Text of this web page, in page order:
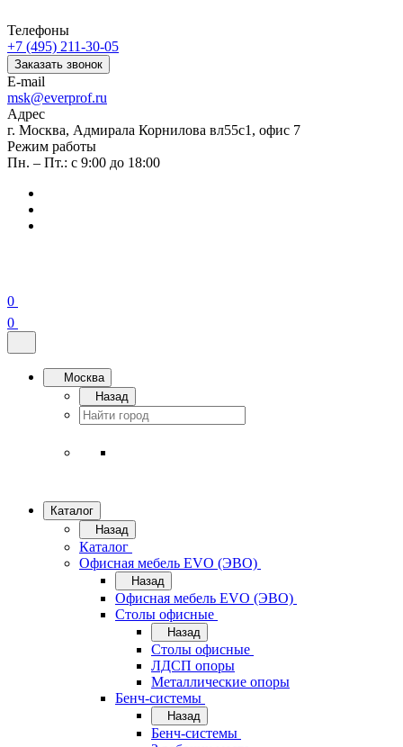
Телефоны
+7 (495) 211-30-05
Заказать звонок
E-mail
msk@everprof.ru
Адрес
г. Москва, Адмирала Корнилова вл55с1, офис 7
Режим работы
Пн. – Пт.: с 9:00 до 18:00
0
0
Москва
Назад
Каталог
Назад
Каталог
Офисная мебель EVO (ЭВО)
Назад
Офисная мебель EVO (ЭВО)
Cтолы офисные
Назад
Cтолы офисные
ЛДСП опоры
Металлические опоры
Бенч-системы
Назад
Бенч-системы